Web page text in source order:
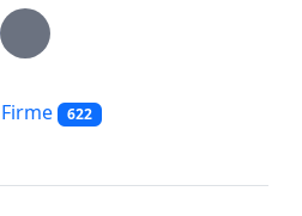
Firme 622